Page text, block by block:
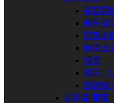
整套廚
廚房龍
廚房水
廚房五
檯面
鍋具 |
收納櫃
瓦斯爐⋅電爐